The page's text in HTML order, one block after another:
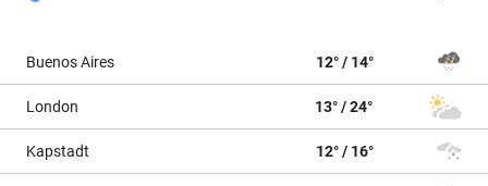
Buenos Aires 12° / 14°
London 13° / 24°
Kapstadt 12° / 16°